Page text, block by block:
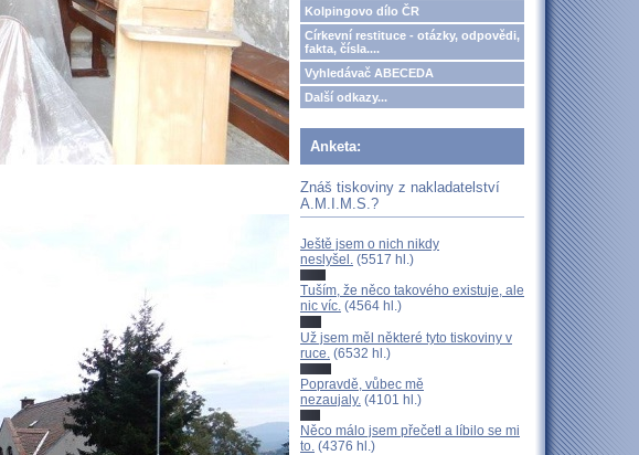
Kolpingovo dílo ČR
Církevní restituce - otázky, odpovědi,
fakta, čísla....
Vyhledávač ABECEDA
Další odkazy...
Anketa:
Znáš tiskoviny z nakladatelství
A.M.I.M.S.?
Ještě jsem o nich nikdy
neslyšel. (5517 hl.)
Tuším, že něco takového existuje, ale
nic víc. (4564 hl.)
Už jsem měl některé tyto tiskoviny v
ruce. (6532 hl.)
Popravdě, vůbec mě
nezaujaly. (4101 hl.)
Něco málo jsem přečetl a líbilo se mi
to. (4376 hl.)